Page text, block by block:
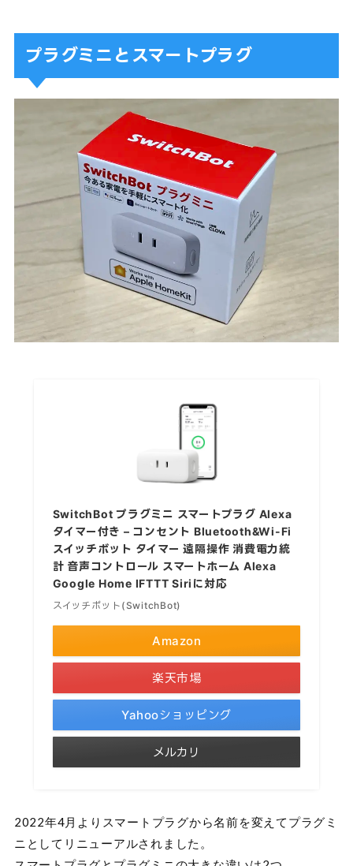
プラグミニとスマートプラグ
SwitchBot プラグミニ スマートプラグ Alexa
タイマー付き – コンセント Bluetooth&Wi-Fi
スイッチボット タイマー 遠隔操作 消費電力統
計 音声コントロール スマートホーム Alexa
Google Home IFTTT Siriに対応
スイッチボット(SwitchBot)
Amazon
楽天市場
Yahooショッピング
メルカリ
2022年4月よりスマートプラグから名前を変えてプラグミ
ニとしてリニューアルされました。